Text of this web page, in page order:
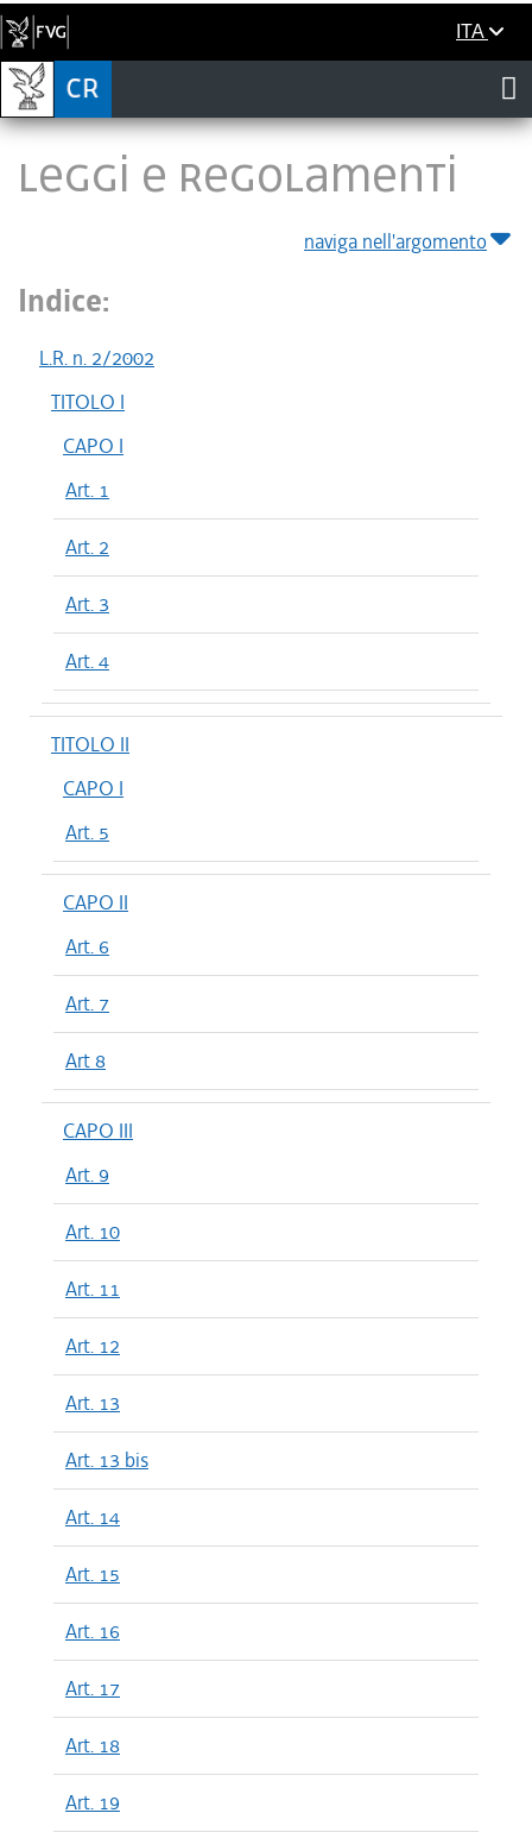
ITA
LEGGI E REGOLAMENTI
naviga nell'argomento
Indice:
L.R. n. 2/2002
TITOLO I
CAPO I
Art. 1
Art. 2
Art. 3
Art. 4
TITOLO II
CAPO I
Art. 5
CAPO II
Art. 6
Art. 7
Art 8
CAPO III
Art. 9
Art. 10
Art. 11
Art. 12
Art. 13
Art. 13 bis
Art. 14
Art. 15
Art. 16
Art. 17
Art. 18
Art. 19